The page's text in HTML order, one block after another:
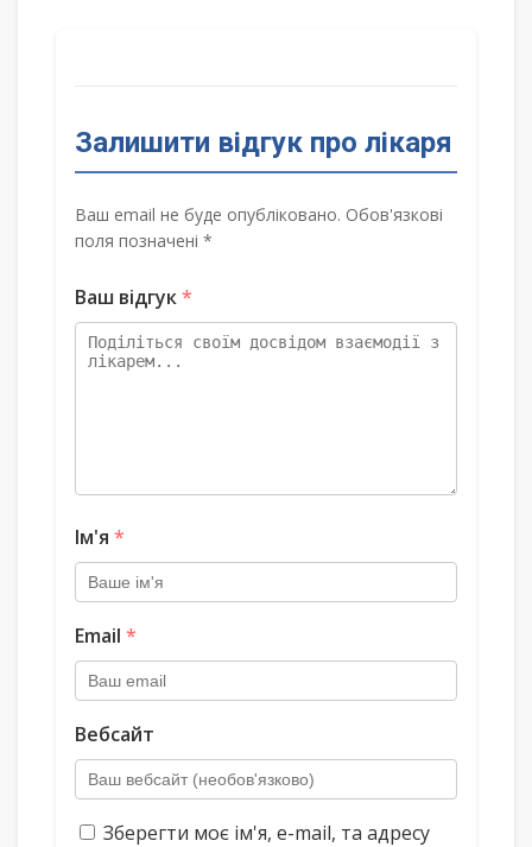
Залишити відгук про лікаря
Ваш email не буде опубліковано. Обов'язкові
поля позначені *
Ваш відгук*
Ім'я *
Email *
Вебсайт
Зберегти моє ім'я, e-mail, та адресу